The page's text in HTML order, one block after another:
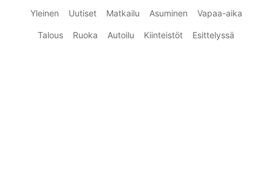
Yleinen Uutiset Matkailu Asuminen Vapaa-aika
Talous Ruoka Autoilu Kiinteistöt Esittelyssä